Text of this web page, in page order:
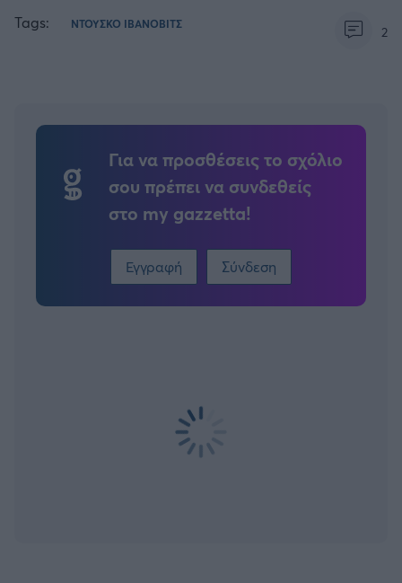
Tags: ΝΤΟΥΣΚΟ ΙΒΑΝΟΒΙΤΣ 2
Για να προσθέσεις το σχόλιο
σου πρέπει να συνδεθείς
στο my gazzetta!
Εγγραφή Σύνδεση